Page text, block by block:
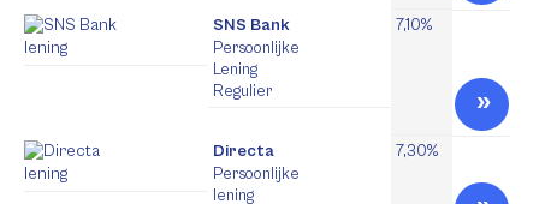
SNS Bank
Persoonlijke
Lening
Regulier
7,10%
Directa
Persoonlijke
lening
7,30%